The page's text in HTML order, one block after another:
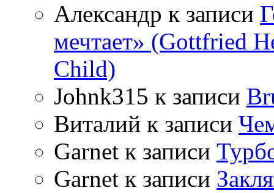
Александр к записи
мечтает» (Gottfried
Child)
Johnk315 к записи
Виталий к записи
Garnet к записи
Garnet к записи